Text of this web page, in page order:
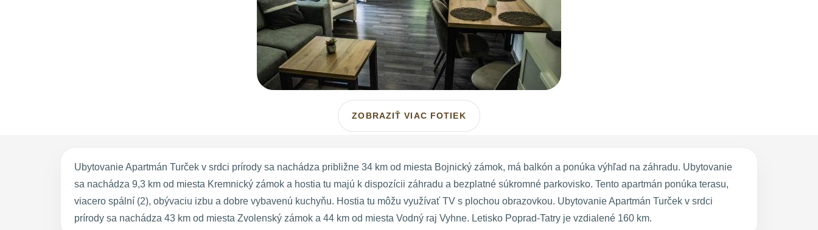
ZOBRAZIŤ VIAC FOTIEK
Ubytovanie Apartmán Turček v srdci prírody sa nachádza približne 34 km od miesta Bojnický zámok, má balkón a ponúka výhľad na záhradu. Ubytovanie
sa nachádza 9,3 km od miesta Kremnický zámok a hostia tu majú k dispozícii záhradu a bezplatné súkromné parkovisko. Tento apartmán ponúka terasu,
viacero spální (2), obývaciu izbu a dobre vybavenú kuchyňu. Hostia tu môžu využívať TV s plochou obrazovkou. Ubytovanie Apartmán Turček v srdci
prírody sa nachádza 43 km od miesta Zvolenský zámok a 44 km od miesta Vodný raj Vyhne. Letisko Poprad-Tatry je vzdialené 160 km.